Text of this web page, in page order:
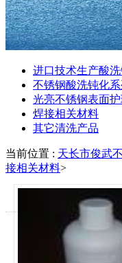
进口技术生产酸
不锈钢酸洗钝化系
光亮不锈钢表面
焊接相关材料
其它清洗产品
当前位置 : 天长市俊武
接相关材料>